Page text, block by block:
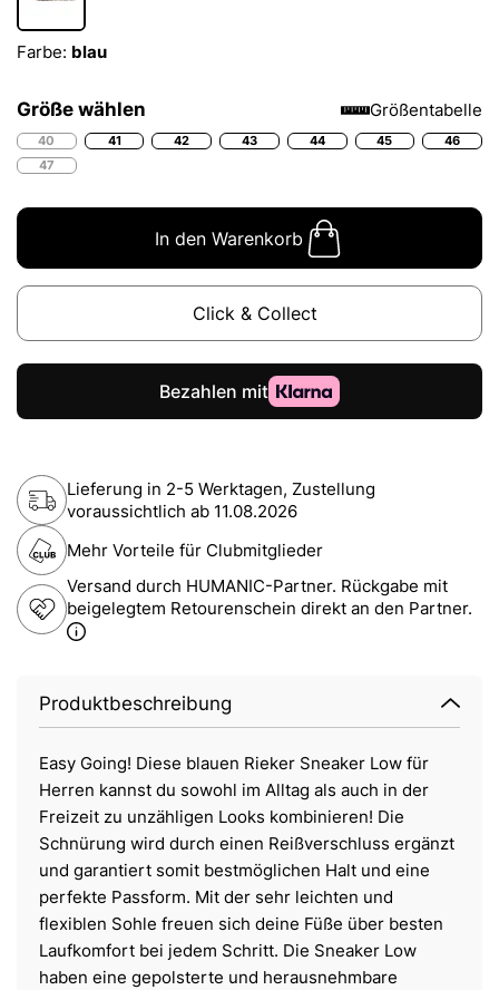
Farbe: blau
Größe wählen Größentabelle
40 41 42 43 44 45
46
47
In den Warenkorb
Click & Collect
Lieferung in 2-5 Werktagen, Zustellung
voraussichtlich ab 11.08.2026
Mehr Vorteile für Clubmitglieder
Versand durch HUMANIC-Partner. Rückgabe mit
beigelegtem Retourenschein direkt an den Partner.
Produktbeschreibung
Easy Going! Diese blauen Rieker Sneaker Low für
Herren kannst du sowohl im Alltag als auch in der
Freizeit zu unzähligen Looks kombinieren! Die
Schnürung wird durch einen Reißverschluss ergänzt
und garantiert somit bestmöglichen Halt und eine
perfekte Passform. Mit der sehr leichten und
flexiblen Sohle freuen sich deine Füße über besten
Laufkomfort bei jedem Schritt. Die Sneaker Low
haben eine gepolsterte und herausnehmbare